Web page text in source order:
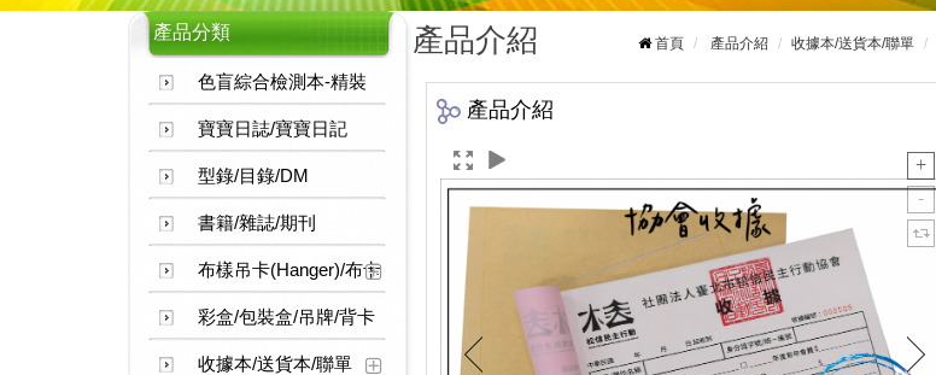
產品分類
色盲綜合檢測本-精裝
寶寶日誌/寶寶日記
型錄/目錄/DM
書籍/雜誌/期刊
布樣吊卡(Hanger)/布卡
彩盒/包裝盒/吊牌/背卡
收據本/送貨本/聯單
產品介紹 首頁 產品介紹 收據本/送貨本/聯單
產品介紹